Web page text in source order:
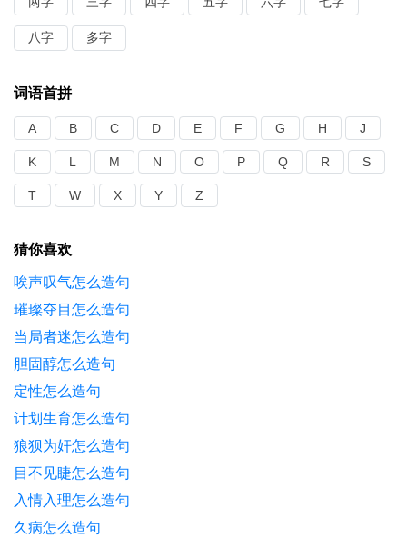
八字 多字
词语首拼
A B C D E F G H J
K L M N O P Q R S
T W X Y Z
猜你喜欢
唉声叹气怎么造句
璀璨夺目怎么造句
当局者迷怎么造句
胆固醇怎么造句
定性怎么造句
计划生育怎么造句
狼狈为奸怎么造句
目不见睫怎么造句
入情入理怎么造句
久病怎么造句